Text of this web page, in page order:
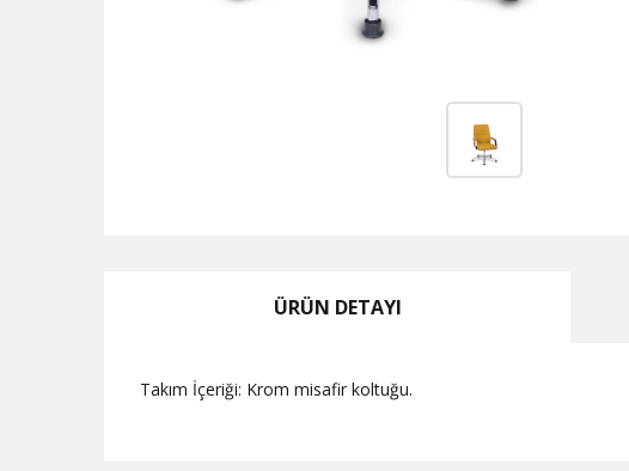
ÜRÜN DETAYI
Takım İçeriği: Krom misafir koltuğu.